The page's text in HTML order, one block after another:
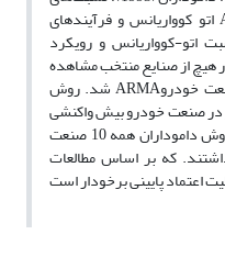
اتو کوواریانس و فرآیندهای ARMA تئوبالد و یالوپ (2001، 2002)
اتو-کوواریانس و رویکرد
کم‌واکنشی در هیچ از صنایع منتخب مشاهده
شد. روش ARMAنیز نشان داد در تمامی صنایع بجز صنعت خودرو
صنعت خودرو بیش واکنشی
سرمایه‌گذاران وجود دارد. بر اساس روش داموداران همه 10 صنعت
که بر اساس مطالعات